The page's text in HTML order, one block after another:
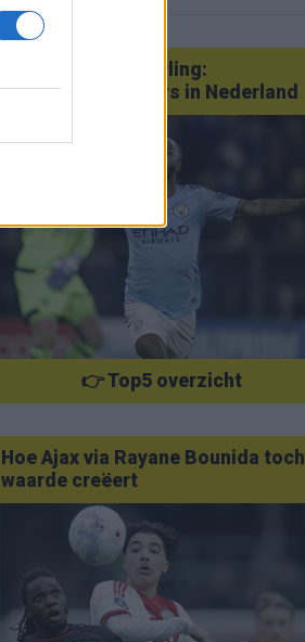
Van Götze tot Sterling:
statementtransfers in Nederland
👉 Top5 overzicht
Hoe Ajax via Rayane Bounida toch
waarde creëert